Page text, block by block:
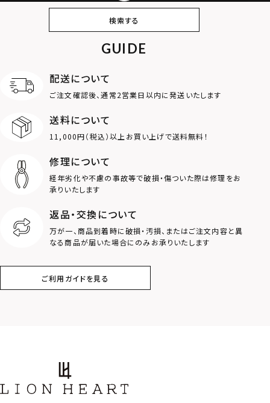
オンラインストア
ギフトボックス
MOTIF
ダブルリング
ロゴ
クラウン
スター
フラワー
検索する
GUIDE
配送について
ご注文確認後、通常2営業日以内に発送いたします
送料について
11,000円（税込）以上お買い上げで送料無料！
修理について
経年劣化や不慮の事故等で破損・傷ついた際は修理をお
承りいたします
返品・交換について
万が一、商品到着時に破損・汚損、またはご注文内容と異
なる商品が届いた場合にのみお承りいたします
ご利用ガイドを見る